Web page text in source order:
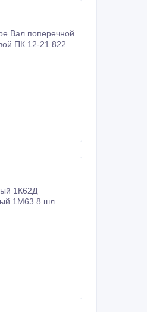
ПК 12-21 822